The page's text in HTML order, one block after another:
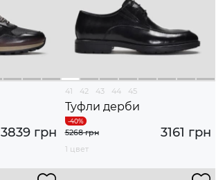
3839 грн
41 42 43 44 45
Туфли дерби
3161 грн
5268 грн
1 цвет